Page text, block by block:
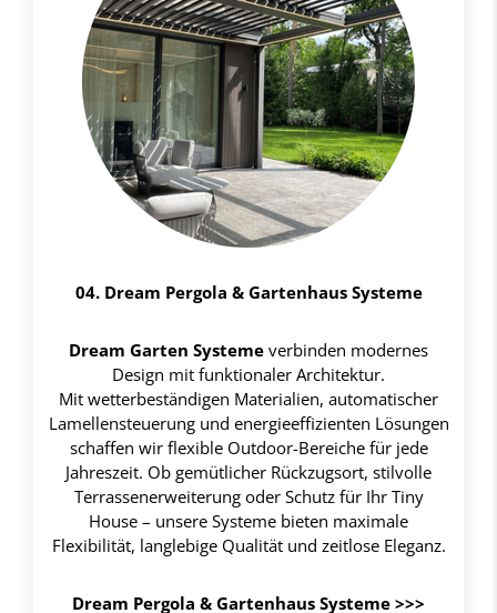
04. Dream Pergola & Gartenhaus Systeme
Dream Garten Systemeverbinden modernes
Design mit funktionaler Architektur.
Mit wetterbeständigen Materialien, automatischer
Lamellensteuerung und energieeffizienten Lösungen
schaffen wir flexible Outdoor-Bereiche für jede
Jahreszeit. Ob gemütlicher Rückzugsort, stilvolle
Terrassenerweiterung oder Schutz für Ihr Tiny
House – unsere Systeme bieten maximale
Flexibilität, langlebige Qualität und zeitlose Eleganz.
Dream Pergola & Gartenhaus Systeme>>>